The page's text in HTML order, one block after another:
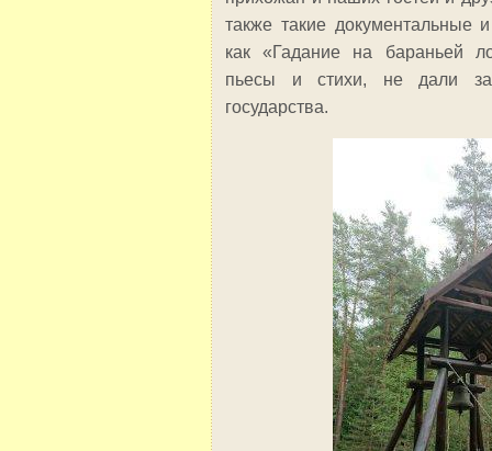
также такие документальные
как «Гадание на бараньей
пьесы и стихи, не дали
государства.